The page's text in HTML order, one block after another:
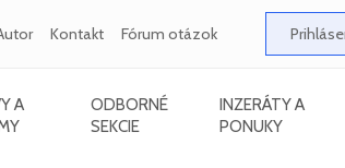
Kontakt Fórum otázok
A
ODBORNÉ
SEKCIE
INZERÁTY A
PONUKY